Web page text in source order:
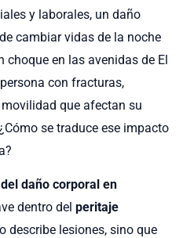
y laborales, un daño
cambiar vidas de la noche
en las avenidas de El
con fracturas,
que afectan su
se traduce ese impacto
daño corporal en
dentro del peritaje
describe lesiones, sino que